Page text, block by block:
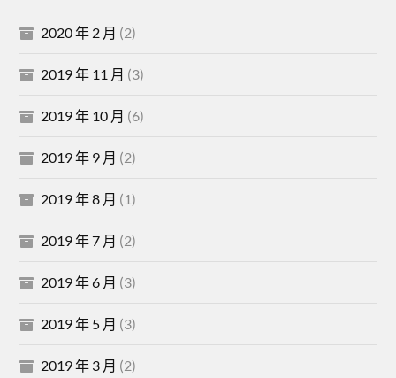
2020 年 2 月 (2)
2019 年 11 月 (3)
2019 年 10 月 (6)
2019 年 9 月 (2)
2019 年 8 月 (1)
2019 年 7 月 (2)
2019 年 6 月 (3)
2019 年 5 月 (3)
2019 年 3 月 (2)